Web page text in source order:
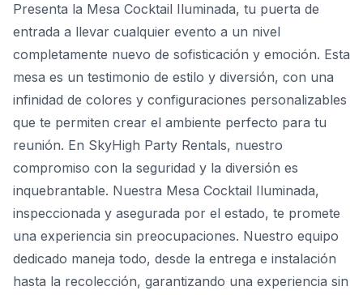
Presenta la Mesa Cocktail Iluminada, tu puerta de
entrada a llevar cualquier evento a un nivel
completamente nuevo de sofisticación y emoción. Esta
mesa es un testimonio de estilo y diversión, con una
infinidad de colores y configuraciones personalizables
que te permiten crear el ambiente perfecto para tu
reunión. En SkyHigh Party Rentals, nuestro
compromiso con la seguridad y la diversión es
inquebrantable. Nuestra Mesa Cocktail Iluminada,
inspeccionada y asegurada por el estado, te promete
una experiencia sin preocupaciones. Nuestro equipo
dedicado maneja todo, desde la entrega e instalación
hasta la recolección, garantizando una experiencia sin